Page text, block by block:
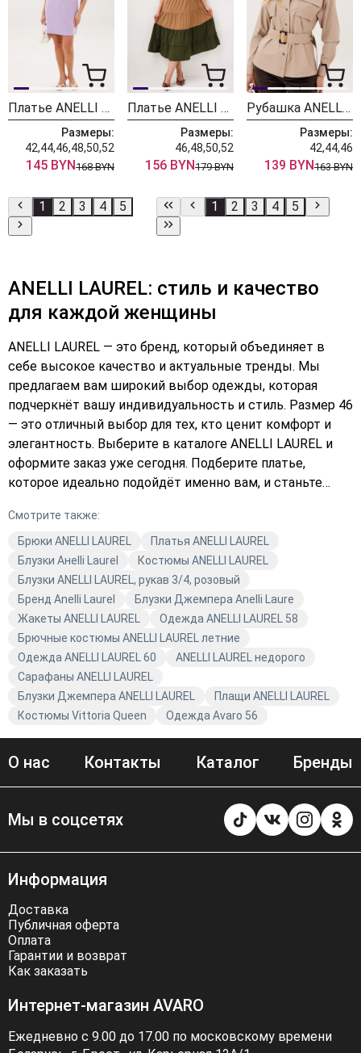
Платье ANELLI LAUREL 1633 сицилийская сирень
Размеры:
42,44,46,48,50,52
145 BYN168 BYN
Платье ANELLI LAUREL 1847 овсяное печенье
Размеры:
46,48,50,52
156 BYN179 BYN
Рубашка ANELLI LAUREL 1826 саванна скин
Размеры:
42,44,46
139 BYN163 BYN
1 2 3 4 5 1 2 3 4 5
ANELLI LAUREL: стиль и качество
для каждой женщины
ANELLI LAUREL — это бренд, который объединяет в
себе высокое качество и актуальные тренды. Мы
предлагаем вам широкий выбор одежды, которая
подчеркнёт вашу индивидуальность и стиль. Размер 46
— это отличный выбор для тех, кто ценит комфорт и
элегантность. Выберите в каталоге ANELLI LAUREL и
оформите заказ уже сегодня. Подберите платье,
которое идеально подойдёт именно вам, и станьте
возможность приобрести качественную одежду от
известного бренда. Закажите с доставкой прямо
сейчас и наслаждайтесь комфортом и стилем от
ANELLI LAUREL.
Смотрите также:
Брюки ANELLI LAUREL
Платья ANELLI LAUREL
Блузки Анelli Laurel
Костюмы ANELLI LAUREL
Блузки ANELLI LAUREL, рукав 3/4, розовый
Бренд Anelli Laurel
Блузки Джемпера Anelli Laure
Жакеты ANELLI LAUREL
Одежда ANELLI LAUREL 58
Брючные костюмы ANELLI LAUREL летние
Одежда ANELLI LAUREL 60
ANELLI LAUREL недорого
Сарафаны ANELLI LAUREL
Блузки Джемпера ANELLI LAUREL
Плащи ANELLI LAUREL
Костюмы Vittoria Queen
Одежда Avaro 56
О нас Контакты Каталог Бренды
Мы в соцсетях
Информация
Доставка
Публичная оферта
Оплата
Гарантии и возврат
Как заказать
Интернет-магазин AVARO
Ежедневно с 9.00 до 17.00 по московскому времени